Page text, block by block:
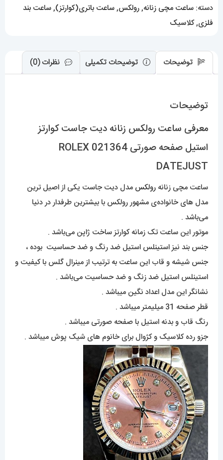
ROLEX
عدد
دسته: ساعت مچی زنانه,رولکس,ساعت باتری(کوارتز),ساعت بند
فلزی,کلاسیک
توضیحات توضیحات تکمیلی نظرات (0)
توضیحات
معرفی ساعت رولکس زنانه دیت جاست کوارتز
استیل صفحه صورتی 021364 ROLEX
DATEJUST
ساعت مچی زنانه رولکس مدل دیت جاست یکی از اصیل ترین
مدل های خانواده‌ی مشهور رولکس با بیشترین طرفدار در دنیا
می‌باشد .
موتور این ساعت تک زمانه کوارتز ساخت ژاپن می‌باشد .
جنس بند نیز استینلس استیل ضد رنگ و ضد حساسیت بوده ،
جنس شیشه و قاب این ساعت به ترتیب از مینرال گلس با کیفیت و
استینلس استیل ضد زنگ و ضد حساسیت می‌باشد .
نشانگر این مدل اعداد نگین میباشد .
قطر صفحه 31 میلیمتر میباشد .
رنگ قاب و بدنه استیل با صفحه صورتی میباشد .
جزو رده کلاسیک و کژوال برای خانوم های شیک پوش میباشد .